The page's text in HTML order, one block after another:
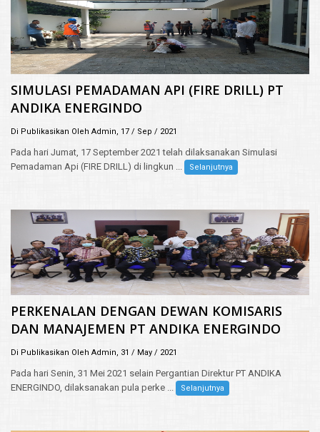
SIMULASI PEMADAMAN API (FIRE DRILL) PT
ANDIKA ENERGINDO
Di Publikasikan Oleh Admin, 17 / Sep / 2021
Pada hari Jumat, 17 September 2021 telah dilaksanakan Simulasi
Pemadaman Api (FIRE DRILL) di lingkun ...
Selanjutnya
PERKENALAN DENGAN DEWAN KOMISARIS
DAN MANAJEMEN PT ANDIKA ENERGINDO
Di Publikasikan Oleh Admin, 31 / May / 2021
Pada hari Senin, 31 Mei 2021 selain Pergantian Direktur PT ANDIKA
ENERGINDO, dilaksanakan pula perke ...
Selanjutnya